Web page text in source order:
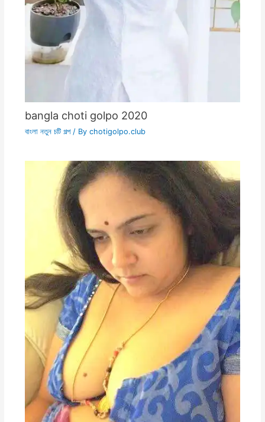
bangla choti golpo 2020
বাংলা নতুন চটি গল্প/ By chotigolpo.club